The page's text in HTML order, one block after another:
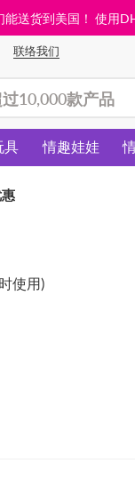
能送货到美国！ 使用
联络我们
具 情趣娃娃
使用)